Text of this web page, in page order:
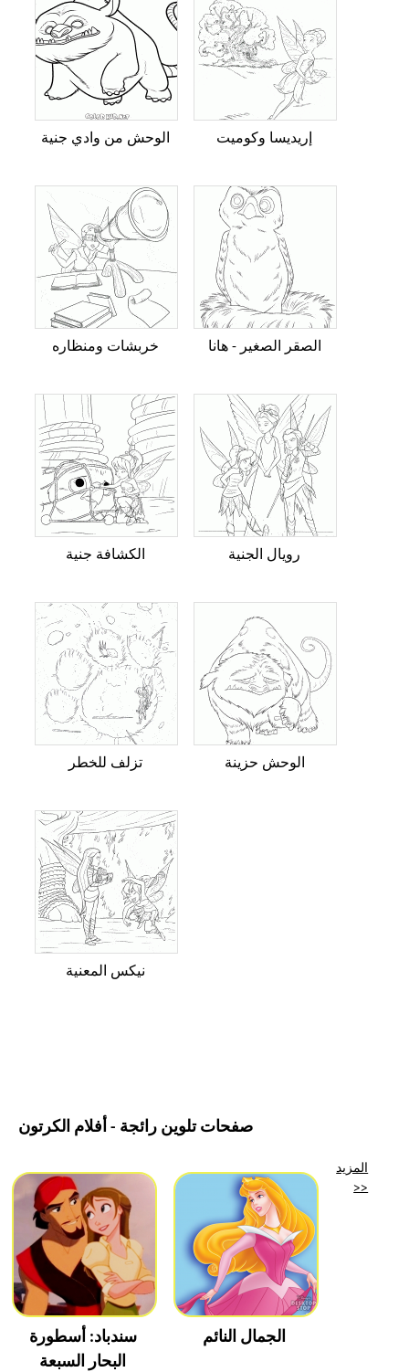
الوحش من وادي جنية إريديسا وكوميت
خربشات ومنظاره الصقر الصغير - هانا
الكشافة جنية رويال الجنية
تزلف للخطر الوحش حزينة
نيكس المعنية
صفحات تلوين رائجة - أفلام الكرتون
سندباد: أسطورة
البحار السبعة
الجمال النائم
المزيد
>>